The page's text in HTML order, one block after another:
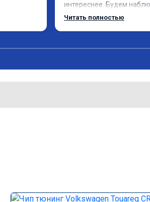
интереснее. Будем
отдельное спасибо за
Читать полностью